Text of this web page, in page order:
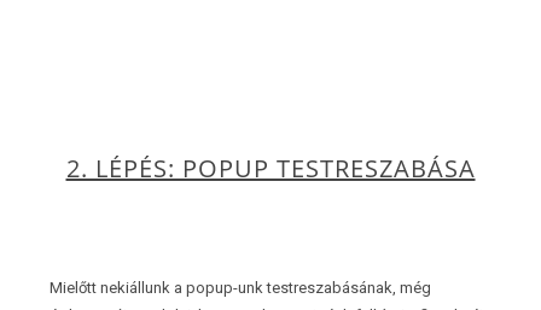
2. LÉPÉS: POPUP TESTRESZABÁSA
Mielőtt nekiállunk a popup-unk testreszabásának, még